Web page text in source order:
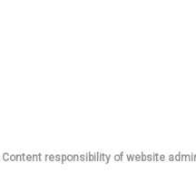
Content responsibility of website